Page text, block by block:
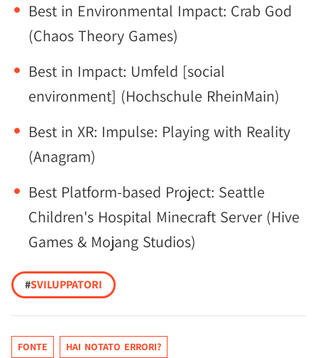
Best in Environmental Impact: Crab God
(Chaos Theory Games)
Best in Impact: Umfeld [social
environment] (Hochschule RheinMain)
Best in XR: Impulse: Playing with Reality
(Anagram)
Best Platform-based Project: Seattle
Children's Hospital Minecraft Server (Hive
Games & Mojang Studios)
#SVILUPPATORI
FONTE HAI NOTATO ERRORI?